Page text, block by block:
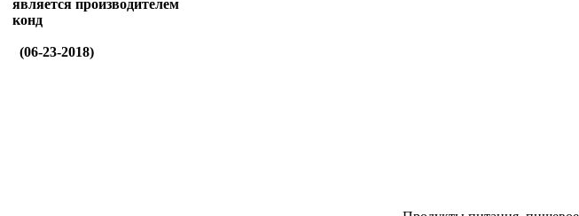
является производителем
конд
(06-23-2018)